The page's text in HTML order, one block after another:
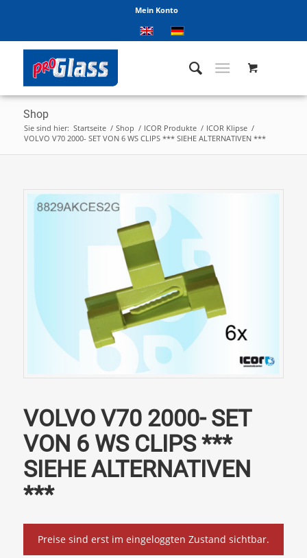
Mein Konto
Shop
Sie sind hier: Startseite / Shop / ICOR Produkte / ICOR Klipse /
VOLVO V70 2000- SET VON 6 WS CLIPS *** SIEHE ALTERNATIVEN ***
VOLVO V70 2000- SET
VON 6 WS CLIPS ***
SIEHE ALTERNATIVEN
***
Preise sind erst im eingeloggten Zustand sichtbar.